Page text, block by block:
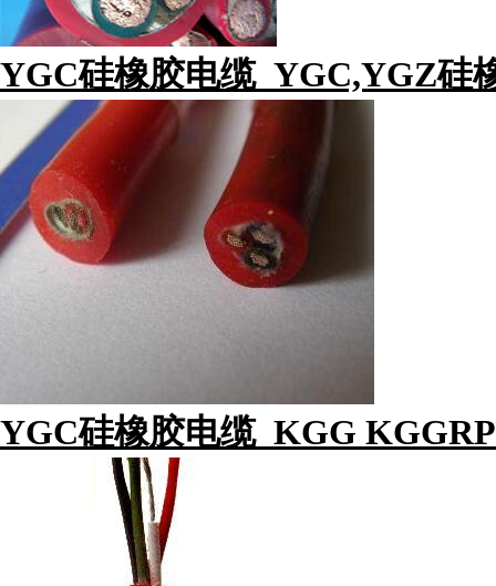
YGC硅橡胶电缆_YGC,YGZ硅
YGC硅橡胶电缆_KGG